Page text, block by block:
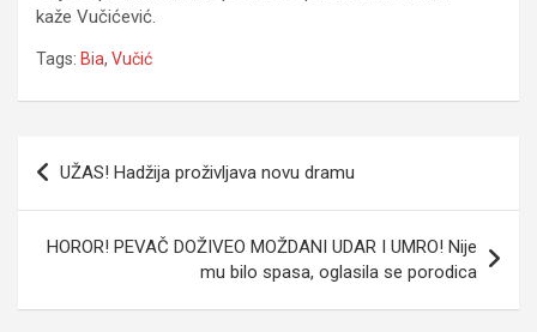
kaže Vučićević.
Tags: Bia, Vučić
Navigacija
članaka
UŽAS! Hadžija proživljava novu dramu
HOROR! PEVAČ DOŽIVEO MOŽDANI UDAR I UMRO! Nije
mu bilo spasa, oglasila se porodica